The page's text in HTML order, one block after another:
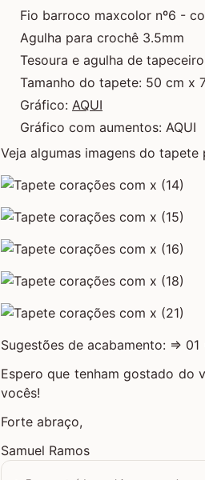
Fio barroco maxcolor nº6 -
Agulha para crochê 3.5mm
Tesoura e agulha de
Tamanho do tapete: 50 cm x
Gráfico: AQUI
Gráfico com aumentos: AQUI
Veja algumas imagens do tapete
Sugestões de acabamento: ⇒ 01
Espero que tenham gostado do
vocês!
Forte abraço,
Samuel Ramos